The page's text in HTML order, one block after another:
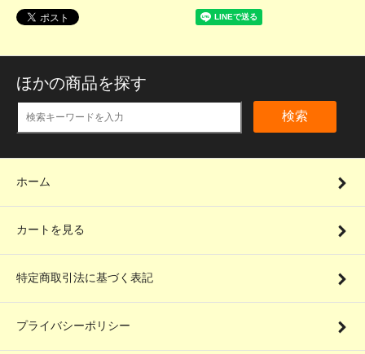
ほかの商品を探す
検索
ホーム
カートを見る
特定商取引法に基づく表記
プライバシーポリシー